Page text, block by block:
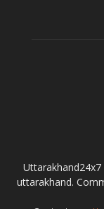
uttarakhand.